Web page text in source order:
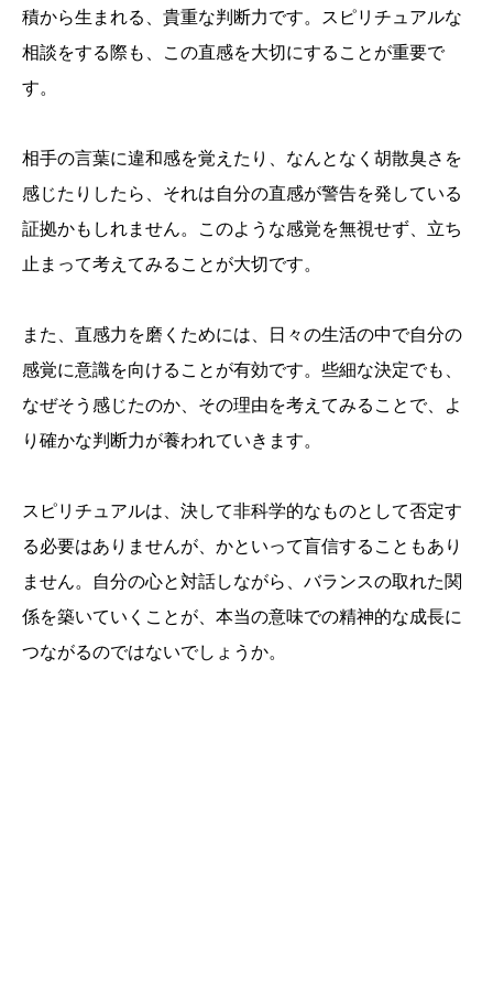
積から生まれる、貴重な判断力です。スピリチュアルな
相談をする際も、この直感を大切にすることが重要で
す。
相手の言葉に違和感を覚えたり、なんとなく胡散臭さを
感じたりしたら、それは自分の直感が警告を発している
証拠かもしれません。このような感覚を無視せず、立ち
止まって考えてみることが大切です。
また、直感力を磨くためには、日々の生活の中で自分の
感覚に意識を向けることが有効です。些細な決定でも、
なぜそう感じたのか、その理由を考えてみることで、よ
り確かな判断力が養われていきます。
スピリチュアルは、決して非科学的なものとして否定す
る必要はありませんが、かといって盲信することもあり
ません。自分の心と対話しながら、バランスの取れた関
係を築いていくことが、本当の意味での精神的な成長に
つながるのではないでしょうか。